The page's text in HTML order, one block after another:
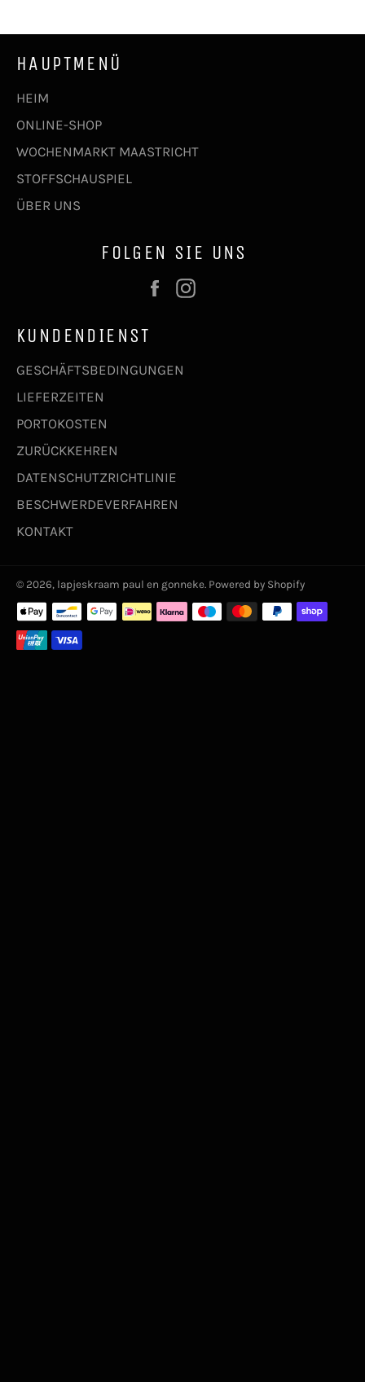
HAUPTMENÜ
HEIM
ONLINE-SHOP
WOCHENMARKT MAASTRICHT
STOFFSCHAUSPIEL
ÜBER UNS
FOLGEN SIE UNS
Facebook
KUNDENDIENST
GESCHÄFTSBEDINGUNGEN
LIEFERZEITEN
PORTOKOSTEN
ZURÜCKKEHREN
DATENSCHUTZRICHTLINIE
BESCHWERDEVERFAHREN
KONTAKT
© 2026, lapjeskraam paul en gonneke. Powered by Shopify
Zahlungsmethoden